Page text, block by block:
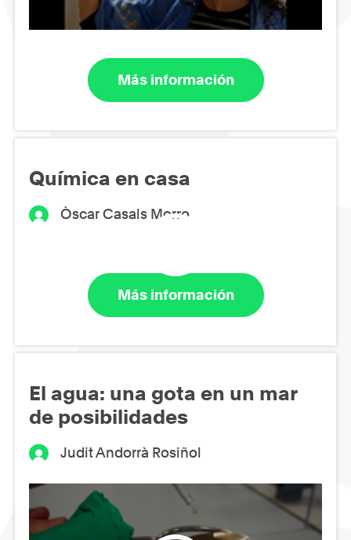
Más información
Química en casa
Òscar Casals Morro
Más información
El agua: una gota en un mar
de posibilidades
Judit Andorrà Rosiñol